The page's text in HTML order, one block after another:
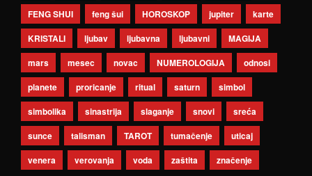
FENG SHUI
feng šui HOROSKOP jupiter
karte
KRISTALI
ljubav ljubavna ljubavni
MAGIJA
mars
mesec novac NUMEROLOGIJA
odnosi
planete
proricanje ritual saturn
simbol
simbolika
sinastrija slaganje snovi
sreća
sunce
talisman TAROT tumačenje
uticaj
venera
verovanja voda zaštita značenje